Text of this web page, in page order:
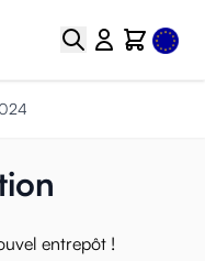
Search CartSelect
entrepôt !